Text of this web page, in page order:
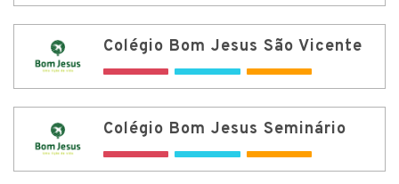
Colégio Bom Jesus São Vicente
Colégio Bom Jesus Seminário